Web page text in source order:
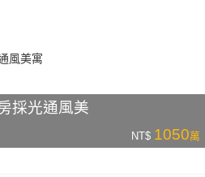
採光通風美
NT$ 1050萬